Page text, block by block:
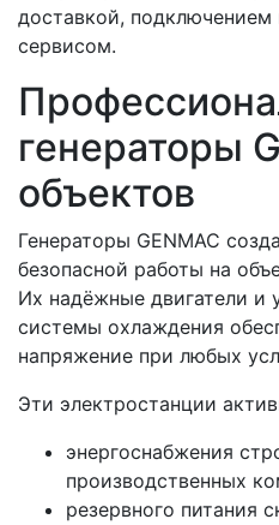
доставкой, подключением
сервисом.
генераторы
объектов
Генераторы GENMAC
безопасной работы на
Их надёжные двигатели и
системы охлаждения
напряжение при любых
Эти электростанции
энергоснабжения
производственных
резервного питания